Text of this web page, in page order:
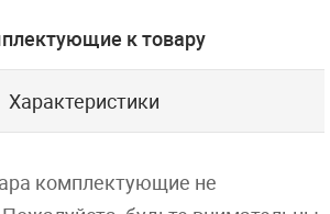
к товару
Характеристики
комплектующие не